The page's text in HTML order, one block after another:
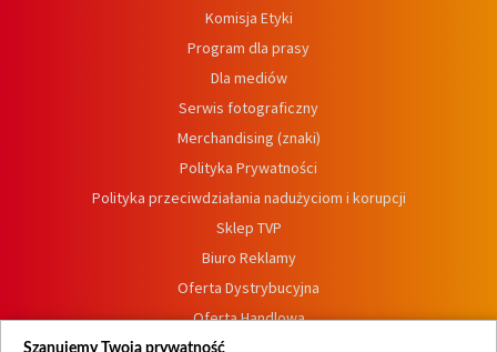
Komisja Etyki
Program dla prasy
Dla mediów
Serwis fotograficzny
Merchandising (znaki)
Polityka Prywatności
Polityka przeciwdziałania nadużyciom i korupcji
Sklep TVP
Biuro Reklamy
Oferta Dystrybucyjna
Oferta Handlowa
Dostępność
Szanujemy Twoją prywatność